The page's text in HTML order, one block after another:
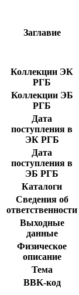
Заглавие
Коллекции ЭК
РГБ
Коллекции ЭБ
РГБ
Дата
поступления в
ЭК РГБ
Дата
поступления в
ЭБ РГБ
Каталоги
Сведения об
ответственности
Выходные
данные
Физическое
описание
Тема
BBK-код